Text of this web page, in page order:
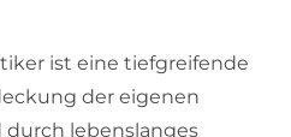
ist eine tiefgreifende
der eigenen
lebenslanges